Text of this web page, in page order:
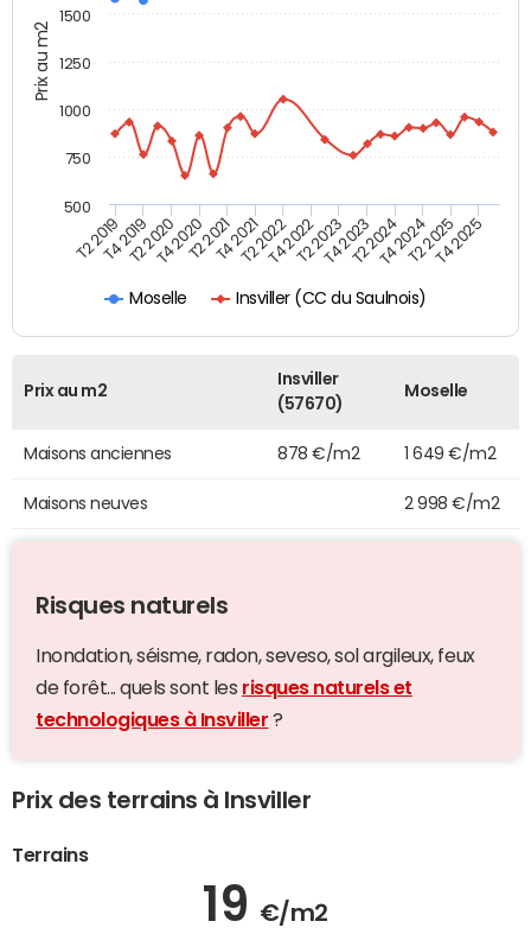
Prix au m2
Moselle Insviller (CC du Saulnois)
T2 2019T4 2019T2 2020T4 2020T2 2021T4 2021T2 2022T4 2022T2 2023T4 2023T2 2024T4 2024T2 2025T4 2025
500
750
1000
1250
1500
Prix au m2
Insviller
(57670)
Moselle
Maisons anciennes 878 €/m2 1 649 €/m2
Maisons neuves 2 998 €/m2
Risques naturels
Inondation, séisme, radon, seveso, sol argileux, feux
de forêt... quels sont les risques naturels et
technologiques à Insviller ?
Prix des terrains à Insviller
Terrains
19 €/m2